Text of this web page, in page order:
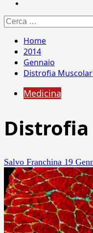
Ricerca
per:
Home
2014
Gennaio
Distrofia
Medicina
Distrofia
Salvo Franchina 19